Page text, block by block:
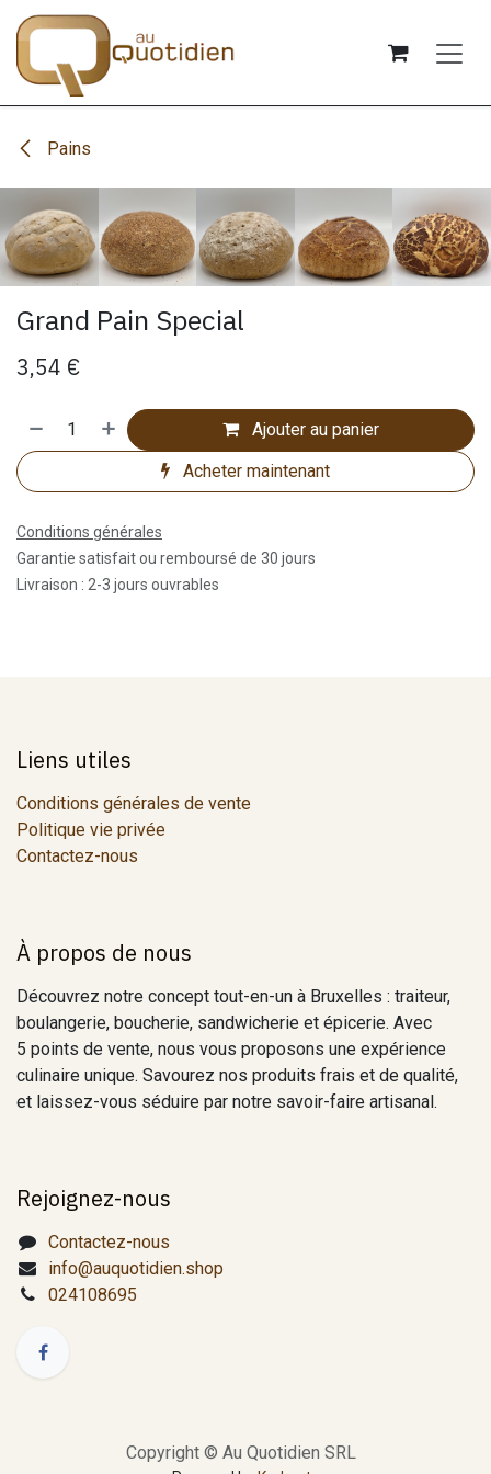
Se rendre au contenu
Pains
Grand Pain Special
3,54 €
Ajouter au panier
Acheter maintenant
Conditions générales
Garantie satisfait ou remboursé de 30 jours
Livraison : 2-3 jours ouvrables
Liens utiles
Conditions générales de vente
Politique vie privée
Contactez-nous
À propos de nous
Découvrez notre concept tout-en-un à Bruxelles : traiteur,
boulangerie, boucherie, sandwicherie et épicerie. Avec
5 points de vente, nous vous proposons une expérience
culinaire unique. Savourez nos produits frais et de qualité,
et laissez-vous séduire par notre savoir-faire artisanal.
Rejoignez-nous
Contactez-nous
info@auquotidien.shop
024108695
Copyright © Au Quotidien SRL